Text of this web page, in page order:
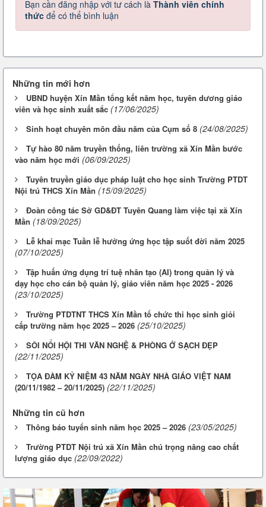
Bạn cần đăng nhập với tư cách là Thành viên chính
thức để có thể bình luận
Những tin mới hơn
UBND huyện Xín Mần tổng kết năm học, tuyên dương giáo
viên và học sinh xuất sắc (17/06/2025)
Sinh hoạt chuyên môn đầu năm của Cụm số 8 (24/08/2025)
Tự hào 80 năm truyền thống, liên trường xã Xín Mần bước
vào năm học mới (06/09/2025)
Tuyên truyền giáo dục pháp luật cho học sinh Trường PTDT
Nội trú THCS Xín Mần (15/09/2025)
Đoàn công tác Sở GD&ĐT Tuyên Quang làm việc tại xã Xín
Mần (18/09/2025)
Lễ khai mạc Tuần lễ hưởng ứng học tập suốt đời năm 2025
(07/10/2025)
Tập huấn ứng dụng trí tuệ nhân tạo (AI) trong quản lý và
dạy học cho cán bộ quản lý, giáo viên năm học 2025 - 2026
(23/10/2025)
Trường PTDTNT THCS Xín Mần tổ chức thi học sinh giỏi
cấp trường năm học 2025 – 2026 (25/10/2025)
SÔI NỔI HỘI THI VĂN NGHỆ & PHÒNG Ở SẠCH ĐẸP
(22/11/2025)
TỌA ĐÀM KỶ NIỆM 43 NĂM NGÀY NHÀ GIÁO VIỆT NAM
(20/11/1982 – 20/11/2025) (22/11/2025)
Những tin cũ hơn
Thông báo tuyển sinh năm học 2025 – 2026 (23/05/2025)
Trường PTDT Nội trú xã Xín Mần chú trọng nâng cao chất
lượng giáo dục (22/09/2022)